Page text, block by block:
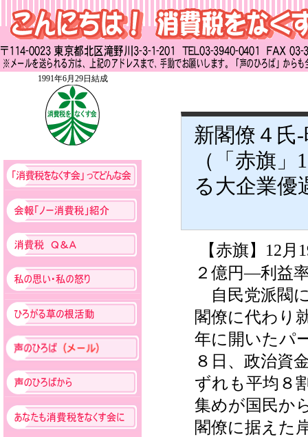
1991年6月29日結成
新閣僚４氏
（「赤旗
る大企業優
【赤旗】12
２億円―利益
自民党派閥
閣僚に代わり
年に開いたパ
８日、政治資
ずれも平均８
集めが国民か
閣僚に据えた